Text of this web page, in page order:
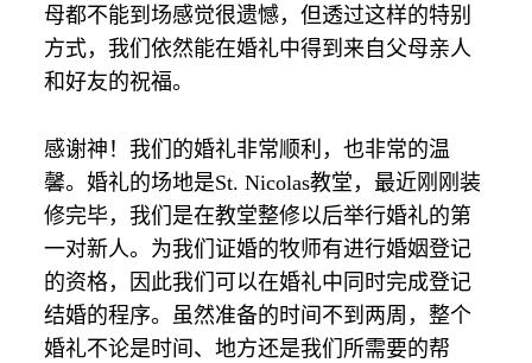
母都不能到场感觉很遗憾，但透过这样的特别
方式，我们依然能在婚礼中得到来自父母亲人
和好友的祝福。
感谢神！我们的婚礼非常顺利，也非常的温
馨。婚礼的场地是St. Nicolas教堂，最近刚刚装
修完毕，我们是在教堂整修以后举行婚礼的第
一对新人。为我们证婚的牧师有进行婚姻登记
的资格，因此我们可以在婚礼中同时完成登记
结婚的程序。虽然准备的时间不到两周，整个
婚礼不论是时间、地方还是我们所需要的帮